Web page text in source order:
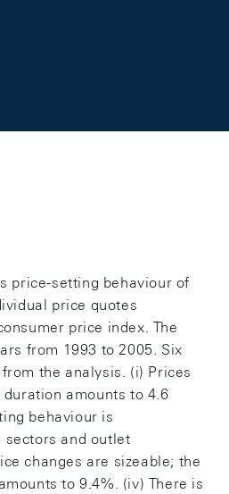
price-setting behaviour of
price quotes
price index. The
from 1993 to 2005. Six
the analysis. (i) Prices
amounts to 4.6
behaviour is
sectors and outlet
changes are sizeable; the
to 9.4%. (iv) There is